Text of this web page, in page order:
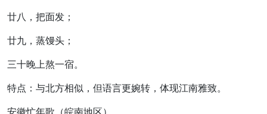
廿八，把面发；
廿九，蒸馒头；
三十晚上熬一宿。
特点：与北方相似，但语言更婉转，体现江南雅致。